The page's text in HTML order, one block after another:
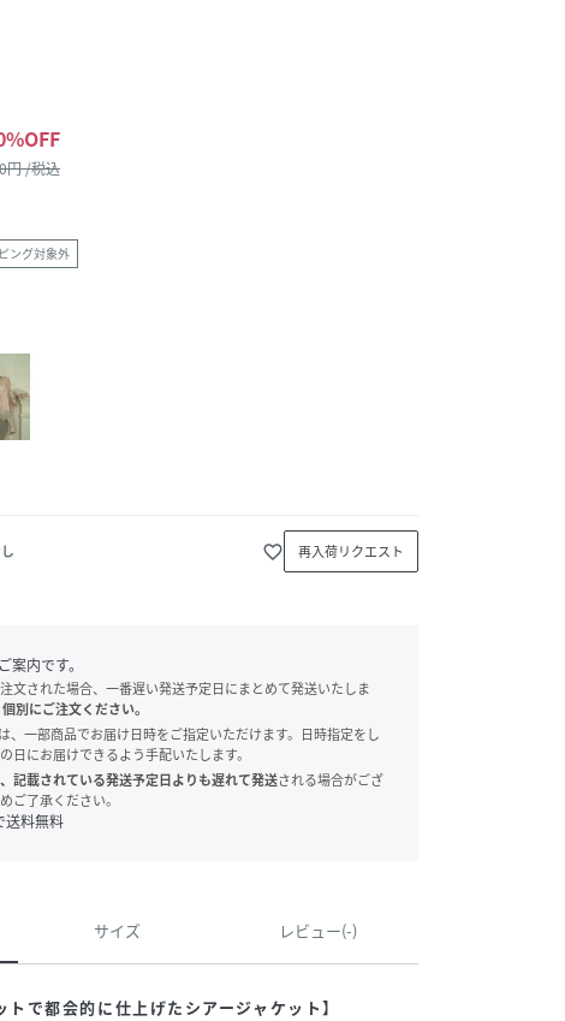
%OFF
円 /税込
ング対象外
favorite_border 再入荷リクエスト
案内です。
文された場合、一番遅い発送予定日にまとめて発送いたしま
別にご注文ください。
一部商品でお届け日時をご指定いただけます。日時指定をし
日にお届けできるよう手配いたします。
記載されている発送予定日よりも遅れて発送される場合がござ
ご了承ください。
送料無料
サイズ レビュー(-)
トで都会的に仕上げたシアージャケット】